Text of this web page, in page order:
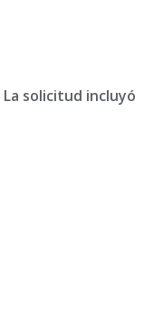
La solicitud incluyó